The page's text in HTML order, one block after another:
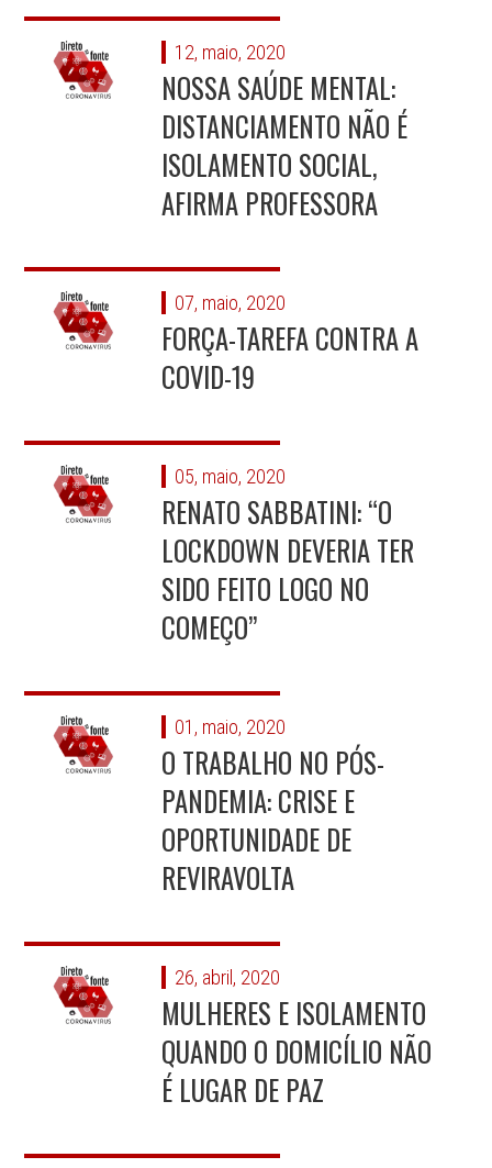
12, maio, 2020
NOSSA SAÚDE MENTAL:
DISTANCIAMENTO NÃO É
ISOLAMENTO SOCIAL,
AFIRMA PROFESSORA
07, maio, 2020
FORÇA-TAREFA CONTRA A
COVID-19
05, maio, 2020
RENATO SABBATINI: “O
LOCKDOWN DEVERIA TER
SIDO FEITO LOGO NO
COMEÇO”
01, maio, 2020
O TRABALHO NO PÓS-
PANDEMIA: CRISE E
OPORTUNIDADE DE
REVIRAVOLTA
26, abril, 2020
MULHERES E ISOLAMENTO
QUANDO O DOMICÍLIO NÃO
É LUGAR DE PAZ